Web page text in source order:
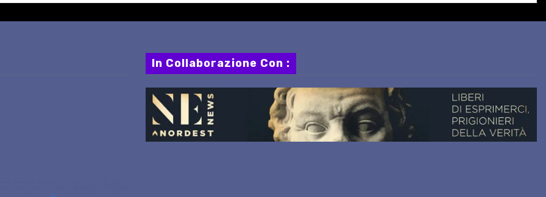
In Collaborazione Con :